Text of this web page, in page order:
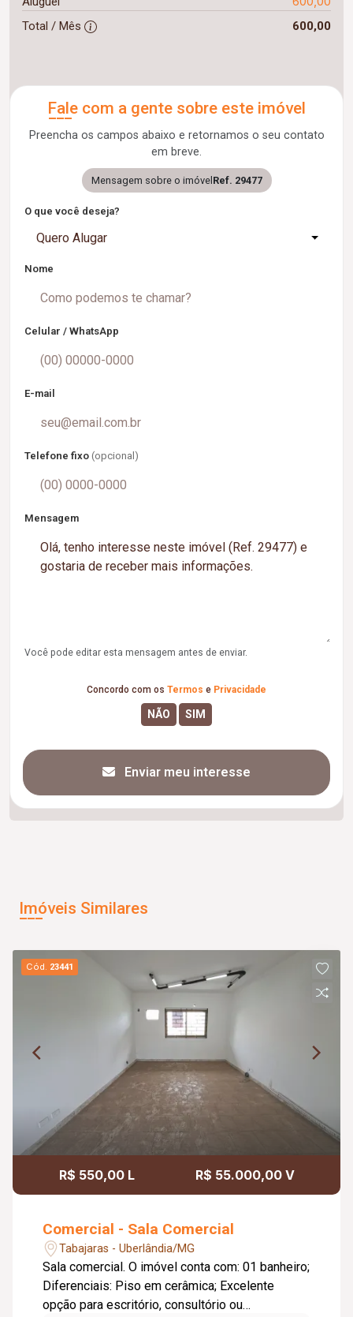
Total / Mês 600,00
Fale com a gente sobre este imóvel
Preencha os campos abaixo e retornamos o seu contato
em breve.
Mensagem sobre o imóvel Ref. 29477
O que você deseja?
Quero Alugar
Nome
Celular / WhatsApp
E-mail
Telefone fixo (opcional)
Mensagem
Você pode editar esta mensagem antes de enviar.
Concordo com os Termos e Privacidade
Enviar meu interesse
Imóveis Similares
Cód. 23441
R$ 550,00 L R$ 55.000,00 V
Comercial - Sala Comercial
Tabajaras - Uberlândia/MG
Sala comercial. O imóvel conta com: 01 banheiro;
Diferenciais: Piso em cerâmica; Excelente
opção para escritório, consultório ou